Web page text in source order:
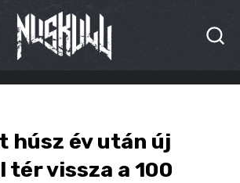
húsz év után új
tér vissza a 100